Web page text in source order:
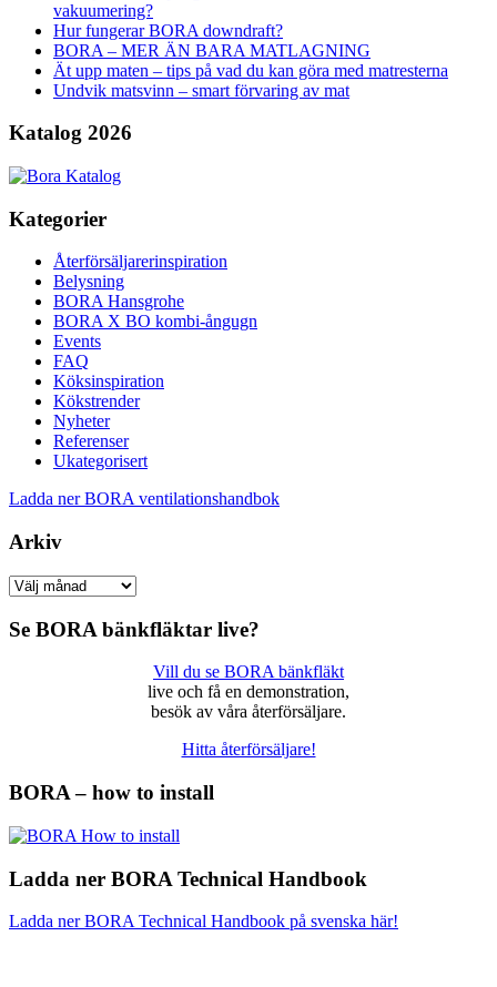
vakuumering?
Hur fungerar BORA downdraft?
BORA – MER ÄN BARA MATLAGNING
Ät upp maten – tips på vad du kan göra med matresterna
Undvik matsvinn – smart förvaring av mat
Katalog 2026
Kategorier
Återförsäljarerinspiration
Belysning
BORA Hansgrohe
BORA X BO kombi-ångugn
Events
FAQ
Köksinspiration
Kökstrender
Nyheter
Referenser
Ukategorisert
Ladda ner BORA ventilationshandbok
Arkiv
Arkiv
Se BORA bänkfläktar live?
Vill du se BORA bänkfläkt
live och få en demonstration,
besök av våra återförsäljare.
Hitta återförsäljare!
BORA – how to install
Ladda ner BORA Technical Handbook
Ladda ner BORA Technical Handbook på svenska här!